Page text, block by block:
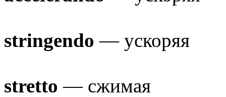
stringendo— ускоряя
stretto— сжимая